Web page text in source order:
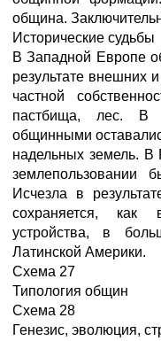
община.
Исторические судьбы
В Западной Европе
результате внешних
частной
пастбища, лес. В
общинными
надельных земель.
землепользовании
Исчезла в
сохраняется, как
устройства, в
Латинской Америки.
Схема 27
Типология общин
Схема 28
Генезис, эволюция,